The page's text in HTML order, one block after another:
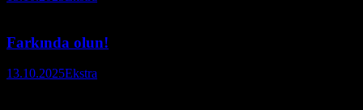
Farkında olun!
13.10.2025Ekstra